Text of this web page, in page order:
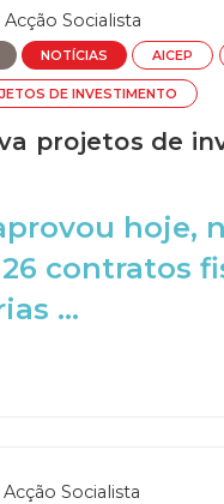
Acção Socialista
NOTÍCIAS AICEP
DE INVESTIMENTO
projetos de
hoje,
contratos
...
Acção Socialista